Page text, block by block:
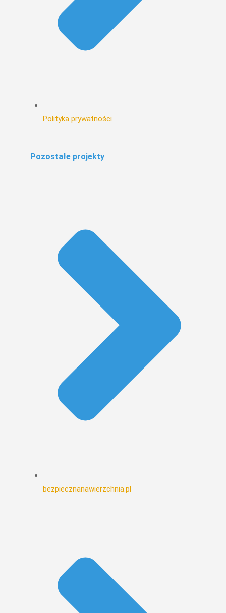
Polityka prywatności
Pozostałe projekty
bezpiecznanawierzchnia.pl